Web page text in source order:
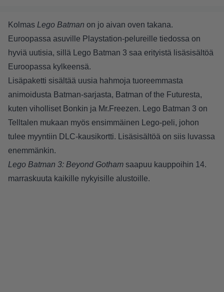
Kolmas Lego Batman on jo aivan oven takana.
Euroopassa asuville Playstation-pelureille tiedossa on
hyviä uutisia, sillä Lego Batman 3 saa erityistä lisäsisältöä
Euroopassa kylkeensä.
Lisäpaketti sisältää uusia hahmoja tuoreemmasta
animoidusta Batman-sarjasta, Batman of the Futuresta,
kuten viholliset Bonkin ja Mr.Freezen. Lego Batman 3 on
Telltalen mukaan myös ensimmäinen Lego-peli, johon
tulee myyntiin DLC-kausikortti. Lisäsisältöä on siis luvassa
enemmänkin.
Lego Batman 3: Beyond Gotham saapuu kauppoihin 14.
marraskuuta kaikille nykyisille alustoille.